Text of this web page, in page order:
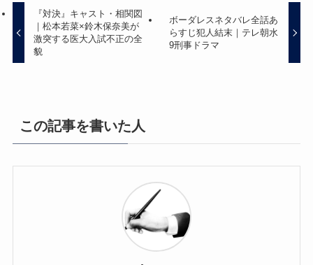
『対決』キャスト・相関図
｜松本若菜×鈴木保奈美が
激突する医大入試不正の全
貌
ボーダレスネタバレ全話あ
らすじ犯人結末｜テレ朝水
9刑事ドラマ
この記事を書いた人